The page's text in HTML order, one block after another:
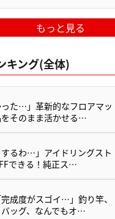
もっと見る
キング(全体)
った…」革新的なフロアマッ
をそのまま活かせる…
するわ…」アイドリングスト
できる！純正ス…
成度がスゴイ…」釣り竿、
ッグ、なんでもオ…